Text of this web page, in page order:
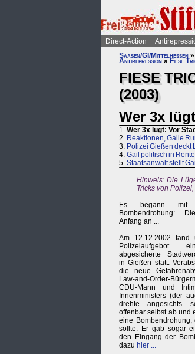
Direct-Action
Saasen/GI/Mittelhessen »
Antirepression » Fiese
FIESE
(2003)
Wer 3x
1. Wer 3x lügt: Vor
2. Reaktionen, Gaile
3. Polizei Gießen deckt
4. Gail politisch in
5. Staatsanwalt stellt
Hinweis: Die
Tricks von
Es begann mit
Bombendrohung:
Anfang an ...
Am 12.12.2002 fand
Polizeiaufgebot
abgesicherte
in Gießen statt.
die neue
Law-and-Order-
CDU-Mann und
Innenministers (der
drehte angesichts
offenbar selbst ab und
eine
sollte. Er gab sogar
den Eingang der
dazu hier ...